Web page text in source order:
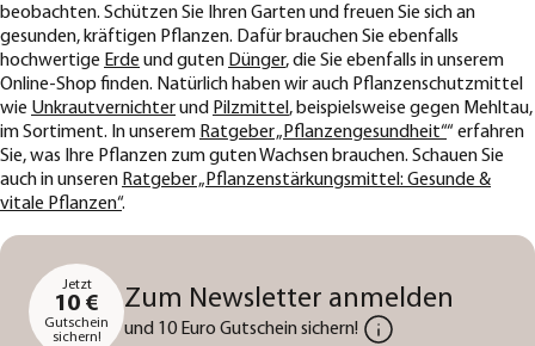
beobachten. Schützen Sie Ihren Garten und freuen Sie sich an
gesunden, kräftigen Pflanzen. Dafür brauchen Sie ebenfalls
hochwertige Erde und guten Dünger, die Sie ebenfalls in unserem
Online-Shop finden. Natürlich haben wir auch Pflanzenschutzmittel
wie Unkrautvernichterund Pilzmittel , beispielsweise gegen Mehltau,
im Sortiment. In unserem Ratgeber „Pflanzengesundheit““ erfahren
Sie, was Ihre Pflanzen zum guten Wachsen brauchen. Schauen Sie
auch in unseren Ratgeber „Pflanzenstärkungsmittel: Gesunde &
vitale Pflanzen“.
Jetzt
10 €
Gutschein
sichern!
Zum Newsletter anmelden
und 10 Euro Gutschein sichern!